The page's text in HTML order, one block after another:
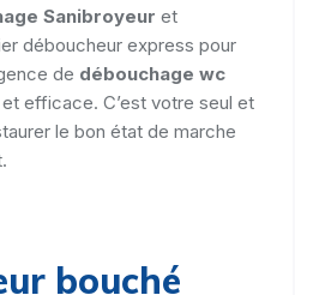
Sanibroyeur et
déboucheur express pour
de débouchage wc
efficace. C’est votre seul et
le bon état de marche
bouché